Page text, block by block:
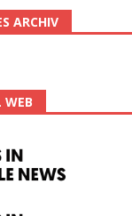
ARCHIV
WEB